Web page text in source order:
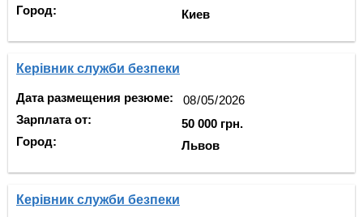
Город:
Киев
Керівник служби безпеки
Дата размещения резюме:
Зарплата от:
Город:
50 000 грн.
Львов
Керівник служби безпеки